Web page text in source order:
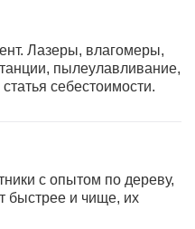
Лазеры, влагомеры,
пылеулавливание,
себестоимости.
с опытом по дереву,
быстрее и чище, их